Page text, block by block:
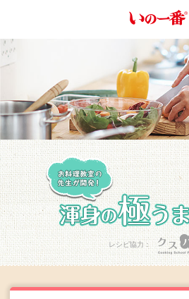
レシピ協力：